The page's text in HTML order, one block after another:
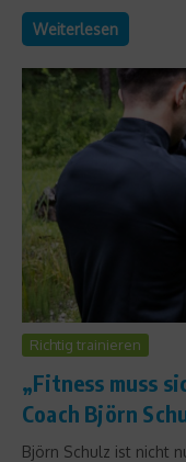
Weiterlesen
Richtig trainieren
„Fitness muss
Coach Björn
Björn Schulz ist nicht